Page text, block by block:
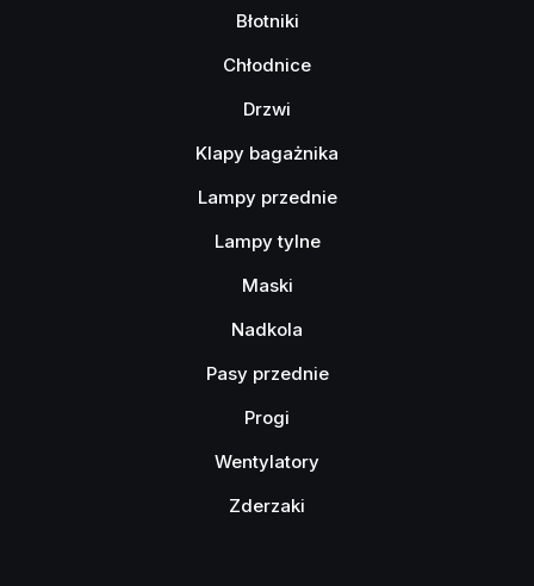
Błotniki
Chłodnice
Drzwi
Klapy bagażnika
Lampy przednie
Lampy tylne
Maski
Nadkola
Pasy przednie
Progi
Wentylatory
Zderzaki